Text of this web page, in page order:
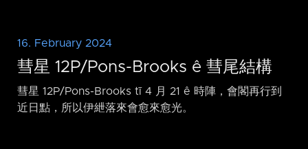
16. February 2024
彗星 12P/Pons-Brooks ê 彗尾結構
彗星 12P/Pons-Brooks tī 4 月 21 ê 時陣，會閣再行到
近日點，所以伊紲落來會愈來愈光。